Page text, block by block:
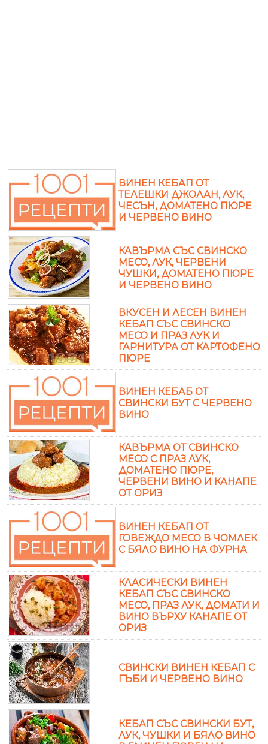
ВИНЕН КЕБАП ОТ
ТЕЛЕШКИ ДЖОЛАН, ЛУК,
ЧЕСЪН, ДОМАТЕНО ПЮРЕ
И ЧЕРВЕНО ВИНО
КАВЪРМА СЪС СВИНСКО
МЕСО, ЛУК, ЧЕРВЕНИ
ЧУШКИ, ДОМАТЕНО ПЮРЕ
И ЧЕРВЕНО ВИНО
ВКУСЕН И ЛЕСЕН ВИНЕН
КЕБАП СЪС СВИНСКО
МЕСО И ПРАЗ ЛУК И
ГАРНИТУРА ОТ КАРТОФЕНО
ПЮРЕ
ВИНЕН КЕБАБ ОТ
СВИНСКИ БУТ С ЧЕРВЕНО
ВИНО
КАВЪРМА ОТ СВИНСКО
МЕСО С ПРАЗ ЛУК,
ДОМАТЕНО ПЮРЕ,
ЧЕРВЕНИ ВИНО И КАНАПЕ
ОТ ОРИЗ
ВИНЕН КЕБАП ОТ
ГОВЕЖДО МЕСО В ЧОМЛЕК
С БЯЛО ВИНО НА ФУРНА
КЛАСИЧЕСКИ ВИНЕН
КЕБАП СЪС СВИНСКО
МЕСО, ПРАЗ ЛУК, ДОМАТИ И
ВИНО ВЪРХУ КАНАПЕ ОТ
ОРИЗ
СВИНСКИ ВИНЕН КЕБАП С
ГЪБИ И ЧЕРВЕНО ВИНО
КЕБАП СЪС СВИНСКИ БУТ,
ЛУК, ЧУШКИ И БЯЛО ВИНО